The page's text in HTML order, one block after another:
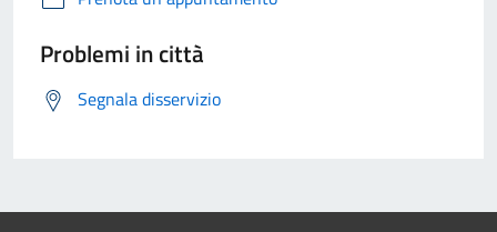
Problemi in città
Segnala disservizio